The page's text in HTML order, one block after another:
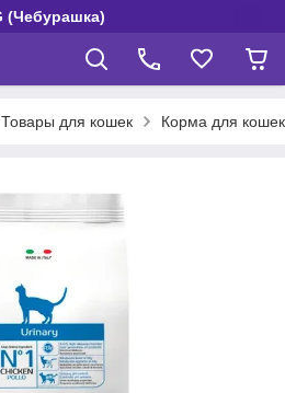
(Чебурашка)
Товары для кошек Корма для